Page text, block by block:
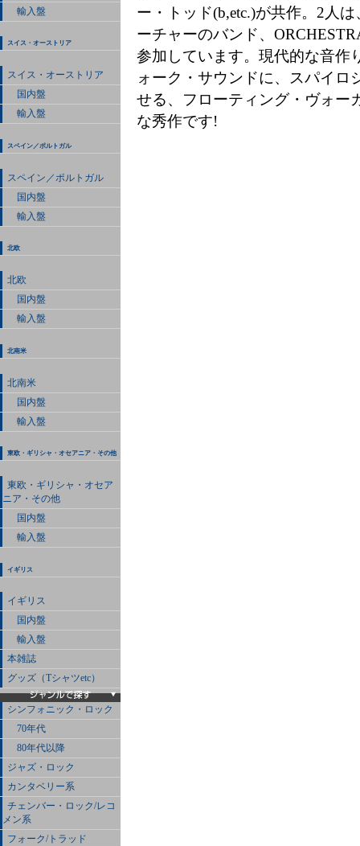
輸入盤
スイス・オーストリア
スイス・オーストリア
国内盤
輸入盤
スペイン／ポルトガル
スペイン／ポルトガル
国内盤
輸入盤
北欧
北欧
国内盤
輸入盤
北南米
北南米
国内盤
輸入盤
東欧・ギリシャ・オセアニア・その他
東欧・ギリシャ・オセア
ニア・その他
国内盤
輸入盤
イギリス
イギリス
国内盤
輸入盤
本雑誌
グッズ（Tシャツetc）
シンフォニック・ロック
70年代
80年代以降
ジャズ・ロック
カンタベリー系
チェンバー・ロック/レコ
メン系
フォーク/トラッド
ー・トッド(b,etc.)が共作。2人
ーチャーのバンド、
参加しています。現代的な音作
ォーク・サウンドに、スパイロ
せる、フローティング・ヴォー
な秀作です!